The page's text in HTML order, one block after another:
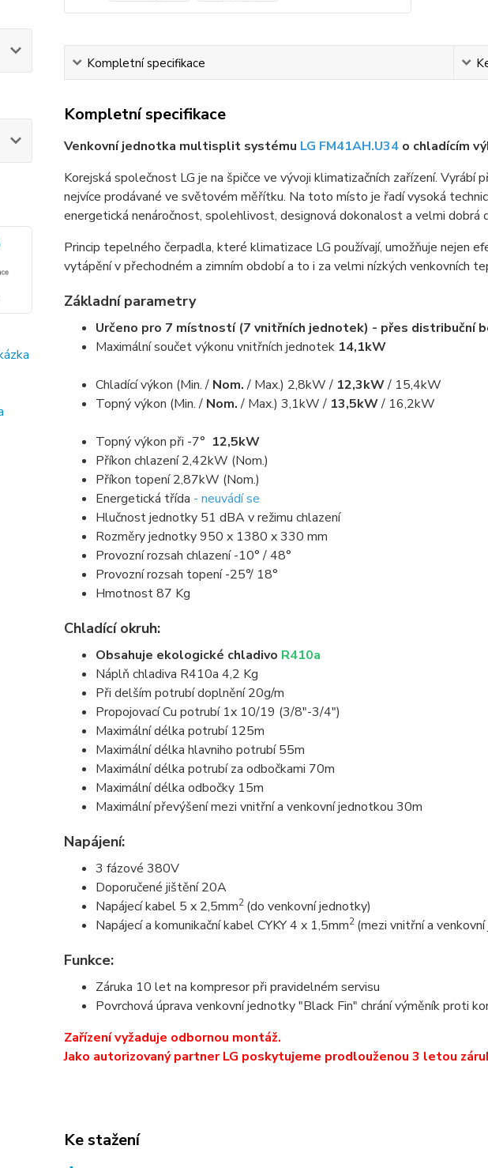
Kompletní specifikace
Kompletní specifikace
Venkovní jednotka multisplit systému LG FM41AH.U34o chladícím
Korejská společnost LG je na špičce ve vývoji klimatizačních zařízení. Vyrábí
nejvíce prodávané ve světovém měřítku. Na toto místo je řadí vysoká
energetická nenáročnost, spolehlivost, designová dokonalost a velmi
Princip tepelného čerpadla, které klimatizace LG používají, umožňuje nejen
vytápění v přechodném a zimním období a to i za velmi nízkých venkovních
Základní parametry
Určeno pro 7 místností (7 vnitřních jednotek) - přes distribuční
Maximální součet výkonu vnitřních jednotek 14,1kW
Chladící výkon (Min. / Nom./ Max.) 2,8kW / 12,3kW/ 15,4kW
Topný výkon (Min. / Nom./ Max.) 3,1kW / 13,5kW/ 16,2kW
Topný výkon při -7° 12,5kW
Příkon chlazení 2,42kW (Nom.)
Příkon topení 2,87kW (Nom.)
Energetická třída - neuvádí se
Hlučnost jednotky 51 dBA v režimu chlazení
Rozměry jednotky 950 x 1380 x 330 mm
Provozní rozsah chlazení -10° / 48°
Provozní rozsah topení -25°/ 18°
Hmotnost 87 Kg
Chladící okruh:
Obsahuje ekologické chladivo R410a
Náplň chladiva R410a 4,2 Kg
Při delším potrubí doplnění 20g/m
Propojovací Cu potrubí 1x 10/19 (3/8"-3/4")
Maximální délka potrubí 125m
Maximální délka hlavniho potrubí 55m
Maximální délka potrubí za odbočkami 70m
Maximální délka odbočky 15m
Maximální převýšení mezi vnitřní a venkovní jednotkou 30m
Napájení:
3 fázové 380V
Doporučené jištění 20A
Napájecí kabel 5 x 2,5mm2 (do venkovní jednotky)
Napájecí a komunikační kabel CYKY 4 x 1,5mm2 (mezi vnitřní a
Funkce:
Záruka 10 let na kompresor při pravidelném servisu
Povrchová úprava venkovní jednotky "Black Fin" chrání výměník proti
Zařízení vyžaduje odbornou montáž.
Jako autorizovaný partner LG poskytujeme prodlouženou 3 letou
Ke stažení